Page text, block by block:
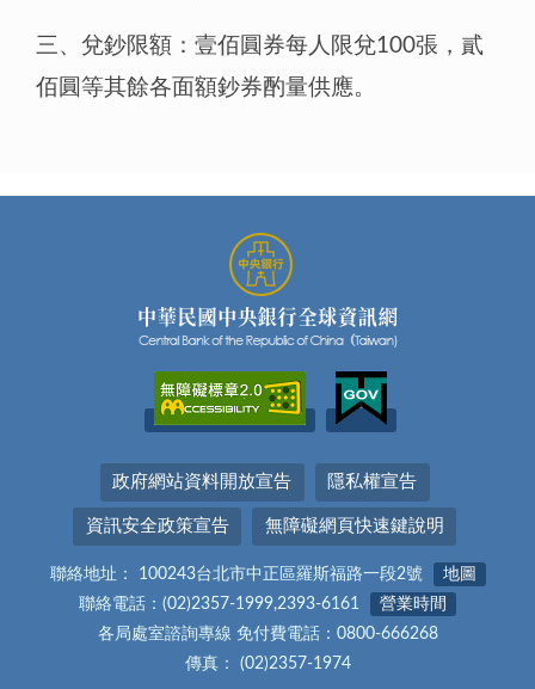
三、兌鈔限額：壹佰圓券每人限兌100張，貳
佰圓等其餘各面額鈔券酌量供應。
政府網站資料開放宣告 隱私權宣告
資訊安全政策宣告 無障礙網頁快速鍵說明
聯絡地址： 100243台北市中正區羅斯福路一段2號
地圖
聯絡電話：(02)2357-1999,2393-6161
營業時間
各局處室諮詢專線 免付費電話：0800-666268
傳真： (02)2357-1974